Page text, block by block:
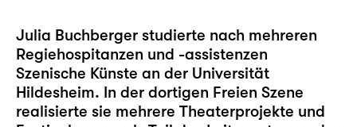
Julia Buchberger studierte nach mehreren
Regiehospitanzen und -assistenzen
Szenische Künste an der Universität
Hildesheim. In der dortigen Freien Szene
realisierte sie mehrere Theaterprojekte und